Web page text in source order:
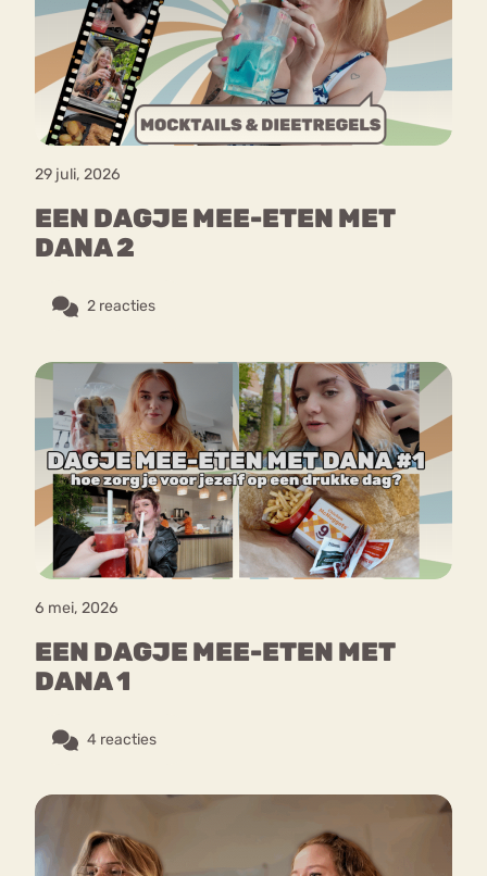
29 juli, 2026
EEN DAGJE MEE-ETEN MET
DANA 2
2 reacties
6 mei, 2026
EEN DAGJE MEE-ETEN MET
DANA 1
4 reacties
Chat
Forum
Bouli
mia
Nerv
osa
Eetstoornis Anorexia Nervosa
Eetbuien
Orthorexia
Afvallen Angst